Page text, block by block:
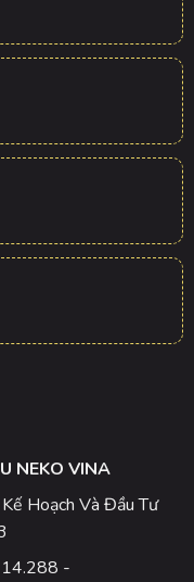
NEKO VINA
Hoạch Và Đầu Tư
-